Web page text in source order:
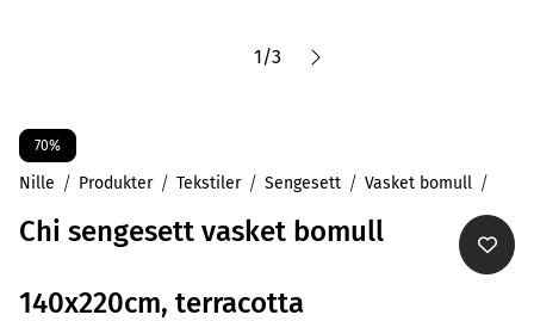
1/3
70%
Nille Produkter Tekstiler Sengesett Vasket bomull
Chi sengesett vasket bomull
140x220cm, terracotta